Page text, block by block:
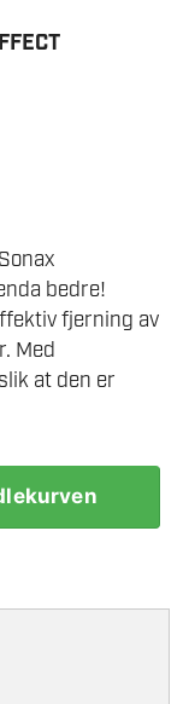
bedre!
fjerning av
Med
at den er